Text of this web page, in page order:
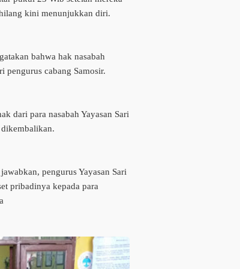
kini menunjukkan diri.
bahwa hak nasabah
pengurus cabang Samosir.
dari para nasabah Yayasan Sari
pengurus Yayasan Sari
pribadinya kepada para